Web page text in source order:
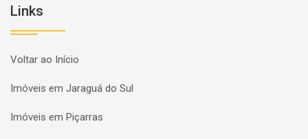
Links
Voltar ao Início
Imóveis em Jaraguá do Sul
Imóveis em Piçarras